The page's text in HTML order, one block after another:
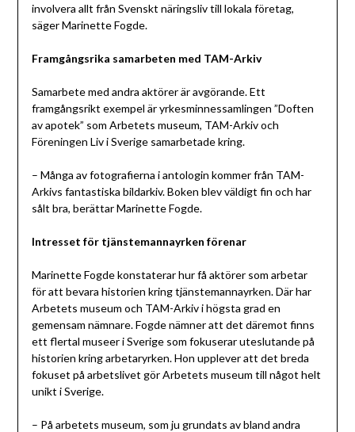
involvera allt från Svenskt näringsliv till lokala företag,
säger Marinette Fogde.
Framgångsrika samarbeten med TAM-Arkiv
Samarbete med andra aktörer är avgörande. Ett
framgångsrikt exempel är yrkesminnessamlingen ”Doften
av apotek” som Arbetets museum, TAM-Arkiv och
Föreningen Liv i Sverige samarbetade kring.
– Många av fotografierna i antologin kommer från TAM-
Arkivs fantastiska bildarkiv. Boken blev väldigt fin och har
sålt bra, berättar Marinette Fogde.
Intresset för tjänstemannayrken förenar
Marinette Fogde konstaterar hur få aktörer som arbetar
för att bevara historien kring tjänstemannayrken. Där har
Arbetets museum och TAM-Arkiv i högsta grad en
gemensam nämnare. Fogde nämner att det däremot finns
ett flertal museer i Sverige som fokuserar uteslutande på
historien kring arbetaryrken. Hon upplever att det breda
fokuset på arbetslivet gör Arbetets museum till något helt
unikt i Sverige.
– På arbetets museum, som ju grundats av bland andra